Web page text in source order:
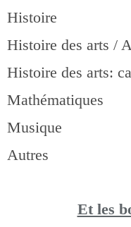
Histoire
Histoire des arts /
Histoire des arts:
Mathématiques
Musique
Autres
Et les